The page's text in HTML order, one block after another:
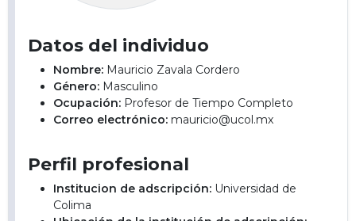
Datos del individuo
Nombre: Mauricio Zavala Cordero
Género: Masculino
Ocupación: Profesor de Tiempo Completo
Correo electrónico: mauricio@ucol.mx
Perfil profesional
Institucion de adscripción: Universidad de
Colima